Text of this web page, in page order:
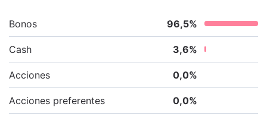
Bonos 96,5%
Cash 3,6%
Acciones 0,0%
Acciones preferentes 0,0%